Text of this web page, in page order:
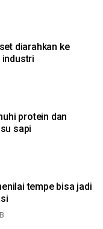
diarahkan ke
industri
protein dan
sapi
tempe bisa jadi